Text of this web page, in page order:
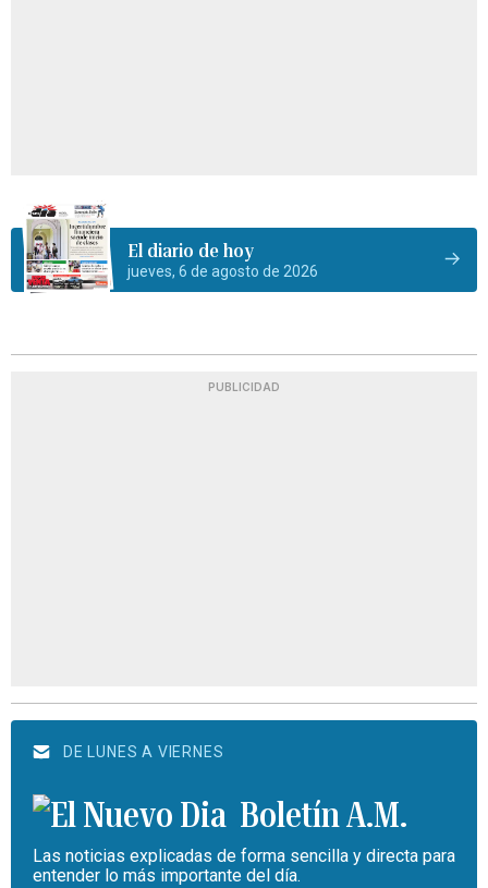
El diario de hoy
jueves, 6 de agosto de 2026
PUBLICIDAD
DE LUNES A VIERNES
Boletín A.M.
Las noticias explicadas de forma sencilla y directa para
entender lo más importante del día.